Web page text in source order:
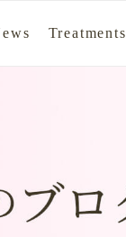
Treatments